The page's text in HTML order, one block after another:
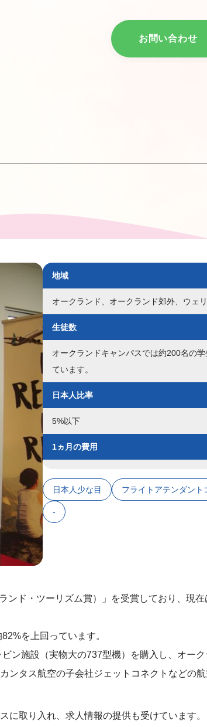
お問い合わせ
地域
オークランド、オークランド郊外、ウェ
生徒数
オークランドキャンパスでは約200名の学
ています。
日本人比率
5%以下
1ヵ月の費用
日本人少な目 フライトアテンダント
-
ンド・ツーリズム賞）」を受賞しており、現在
を上回っています。
ン施設（実物大の737型機）を購入し、オー
ンタス航空の子会社ジェットコネクトなどの航
に取り入れ、求人情報の提供も受けています。